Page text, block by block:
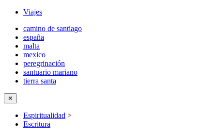
Viajes
camino de santiago
españa
malta
mexico
peregrinación
santuario mariano
tierra santa
✕
Espiritualidad >
Escritura